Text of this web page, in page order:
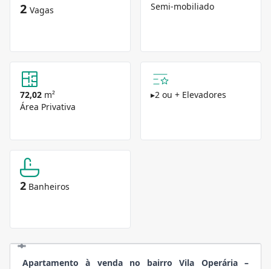
2 Vagas Semi-mobiliado
72,02 m²
Área Privativa
▸2 ou + Elevadores
2 Banheiros
Apartamento à venda no bairro Vila Operária –